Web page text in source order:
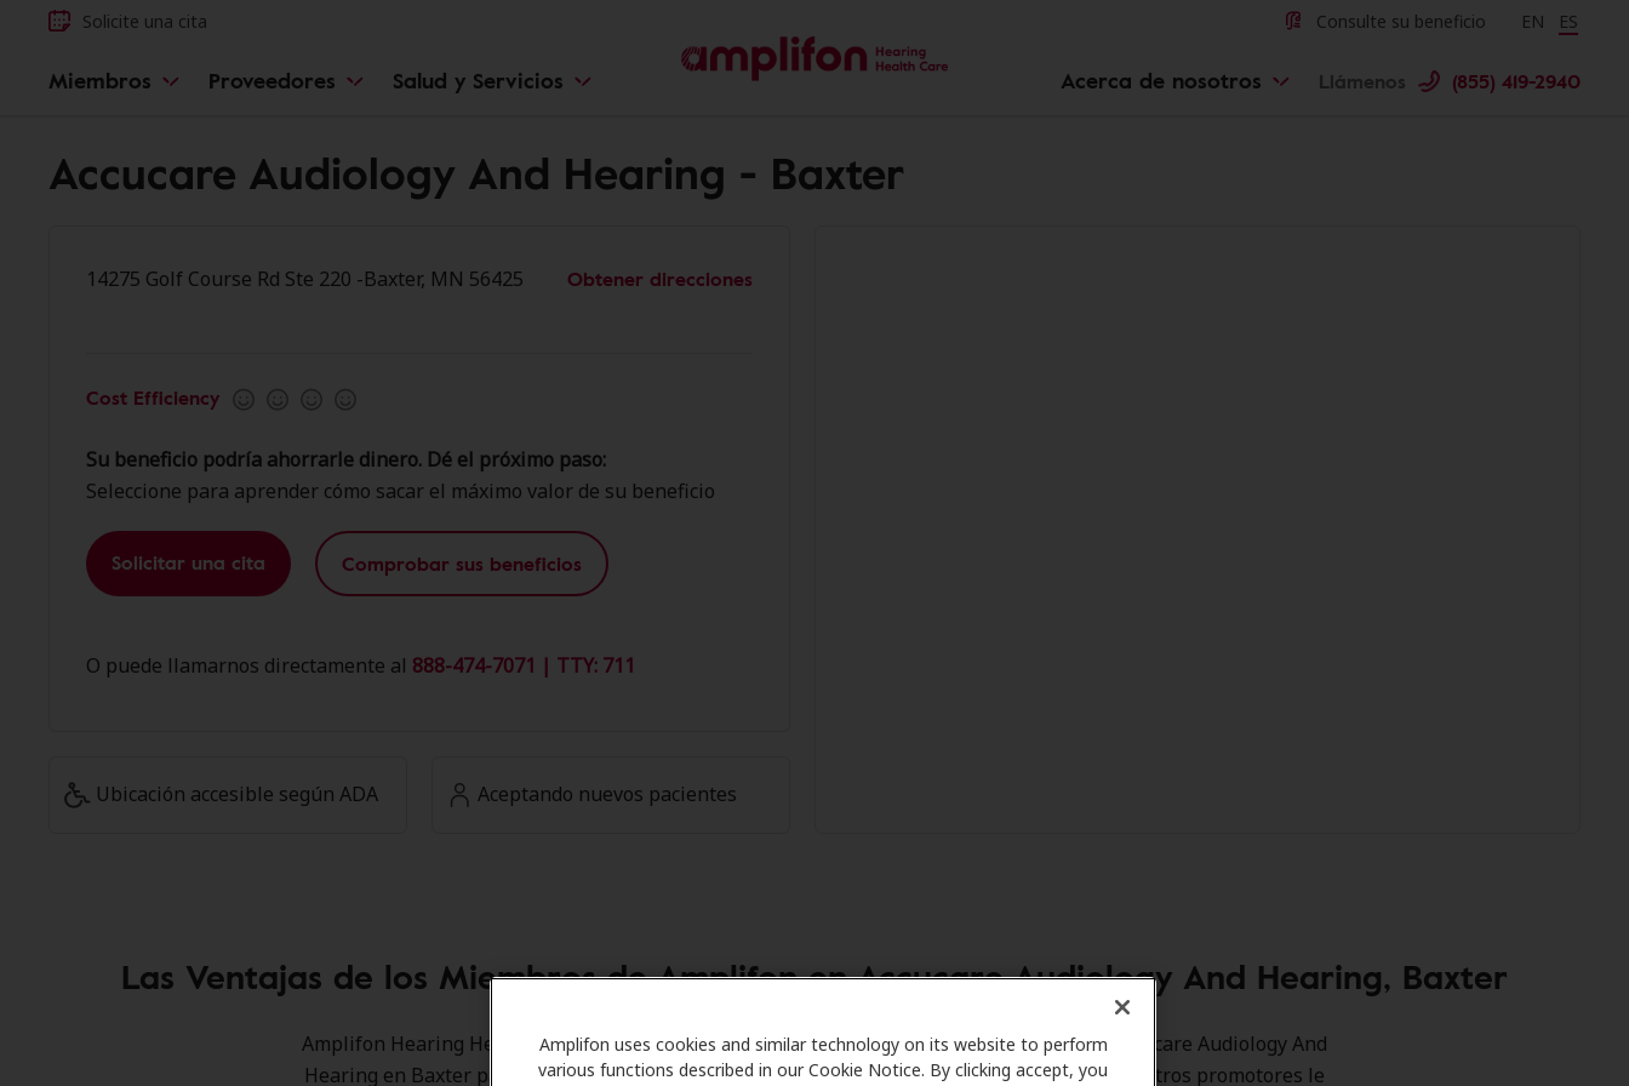
Amplifon uses cookies and similar technology on its website to perform
various functions described in our Cookie Notice. By clicking accept, you
Solicite una cita Consulte su beneficio Change
EN ES
Miembros Proveedores Salud y Servicios Acerca de nosotros Llámenos (855) 419-2940
Accucare Audiology And Hearing - Baxter
14275 Golf Course Rd Ste 220 -Baxter, MN 56425 Obtener direcciones
Cost Efficiency
Su beneficio podría ahorrarle dinero. Dé el próximo paso:
Seleccione para aprender cómo sacar el máximo valor de su beneficio
Solicitar una cita Comprobar sus beneficios
O puede llamarnos directamente al 888-474-7071 | TTY: 711
Ubicación accesible según ADA Aceptando nuevos pacientes
Las Ventajas de los Miembros de Amplifon en Accucare Audiology And Hearing, Baxter
Amplifon Hearing Health Care se asocia con muchos planes de beneficios y clínicas como Accucare Audiology And
Hearing en Baxter para ofrecer descuentos especiales en audífonos y atención auditiva. Nuestros promotores le